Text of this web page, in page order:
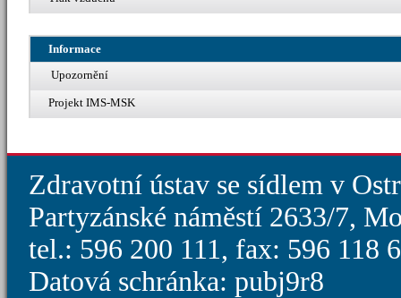
Informace
Upozornění
Projekt IMS-MSK
Zdravotní ústav se sídlem v
Partyzánské náměstí 2633/7,
tel.: 596 200 111, fax: 596 118
Datová schránka: pubj9r8